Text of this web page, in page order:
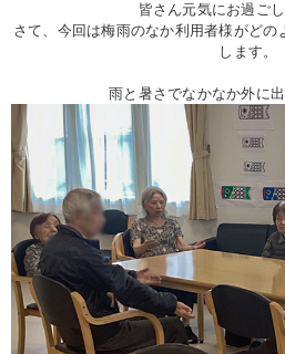
皆さん元気にお過ご
さて、今回は梅雨のなか利用者様がどの
します。
雨と暑さでなかなか外に出